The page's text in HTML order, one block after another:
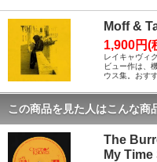
Moff &
1,900円(
レイキャヴィ
ビュー作は、
ウス集。おす
この商品を見た人はこんな商
The
My